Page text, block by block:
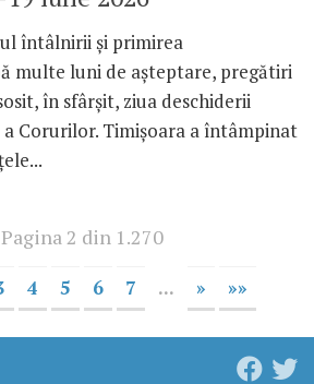
întâlnirii și primirea
multe luni de așteptare, pregătiri
în sfârșit, ziua deschiderii
Corurilor. Timișoara a întâmpinat
Pagina 2 din 1.270
4 5 6 7 ... » »»